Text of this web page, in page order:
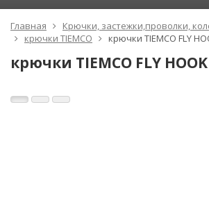
Главная
Крючки, застежки,проволки,
крючки TIEMCO
крючки ТIEMCO FLY
крючки ТIEMCO FLY